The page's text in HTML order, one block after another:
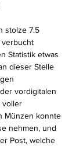
stolze 7.5
verbucht
Statistik etwas
dieser Stelle
vordigitalen
voller
Münzen konnte
nehmen, und
Post, welche